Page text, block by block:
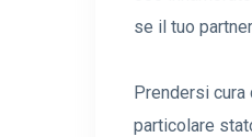
se il tuo
Prendersi
particolare